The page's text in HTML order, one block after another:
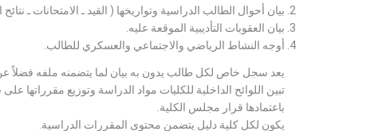
بيان أحوال الطالب الدراسية وتواريخها ( القيد ـ الامتحانات ـ نتائح
بيان العقوبات التأديبية الموقعة عليه.
أوجه النشاط الرياضي والاجتماعي والعسكري للطالب.
يعد سجل خاص لكل طالب يدون به بيان لما يتضمنه ملفه فضلاً
تبين اللوائح الداخلية للكليات مواد الدراسة وتوزيع
باعتمادها قرار مجلس الكلية.
يكون لكل كلية دليل يتضمن محتوى المقررات الدراسية.